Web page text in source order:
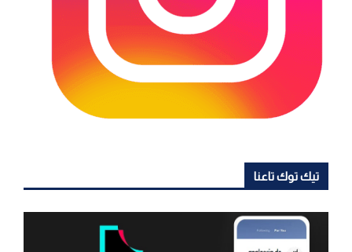
تيك توك تاعنا